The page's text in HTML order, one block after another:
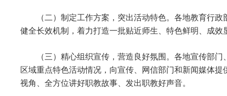
（二）制定工作方案，突出活动特色。各地教育行
健全长效机制，着力打造一批贴近师生、特色鲜明、成
（三）精心组织宣传，营造良好氛围。各地宣传部
区域重点特色活动情况，向宣传、网信部门和新闻媒体
视角、全方位讲好职教故事、发出职教好声音。